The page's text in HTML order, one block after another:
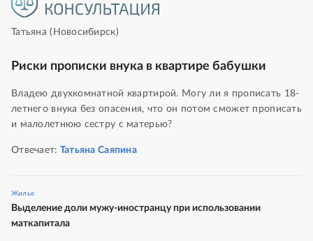
Татьяна (Новосибирск)
Риски прописки внука в квартире бабушки
Владею двухкомнатной квартирой. Могу ли я прописать 18-
летнего внука без опасения, что он потом сможет прописать
и малолетнюю сестру с матерью?
Отвечает: Татьяна Саяпина
Жилье
Выделение доли мужу-иностранцу при использовании
маткапитала